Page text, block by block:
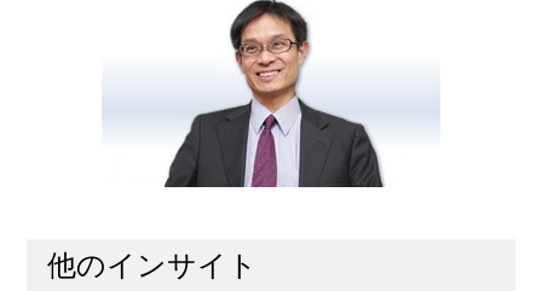
他のインサイト